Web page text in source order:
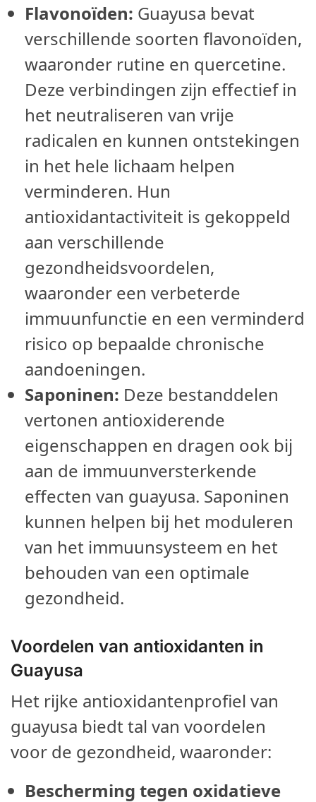
Flavonoïden: Guayusa bevat
verschillende soorten flavonoïden,
waaronder rutine en quercetine.
Deze verbindingen zijn effectief in
het neutraliseren van vrije
radicalen en kunnen ontstekingen
in het hele lichaam helpen
verminderen. Hun
antioxidantactiviteit is gekoppeld
aan verschillende
gezondheidsvoordelen,
waaronder een verbeterde
immuunfunctie en een verminderd
risico op bepaalde chronische
aandoeningen.
Saponinen: Deze bestanddelen
vertonen antioxiderende
eigenschappen en dragen ook bij
aan de immuunversterkende
effecten van guayusa. Saponinen
kunnen helpen bij het moduleren
van het immuunsysteem en het
behouden van een optimale
gezondheid.
Voordelen van antioxidanten in
Guayusa
Het rijke antioxidantenprofiel van
guayusa biedt tal van voordelen
voor de gezondheid, waaronder:
Bescherming tegen oxidatieve